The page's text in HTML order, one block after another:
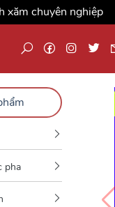
xăm chuyên nghiệp
pha